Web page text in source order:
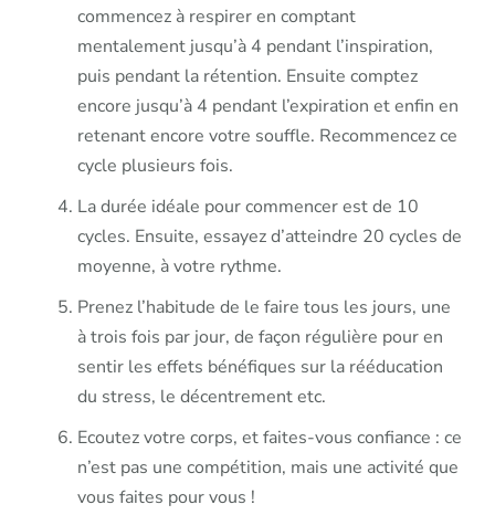
commencez à respirer en comptant
mentalement jusqu’à 4 pendant l’inspiration,
puis pendant la rétention. Ensuite comptez
encore jusqu’à 4 pendant l’expiration et enfin en
retenant encore votre souffle. Recommencez ce
cycle plusieurs fois.
La durée idéale pour commencer est de 10
cycles. Ensuite, essayez d’atteindre 20 cycles de
moyenne, à votre rythme.
Prenez l’habitude de le faire tous les jours, une
à trois fois par jour, de façon régulière pour en
sentir les effets bénéfiques sur la rééducation
du stress, le décentrement etc.
Ecoutez votre corps, et faites-vous confiance : ce
n’est pas une compétition, mais une activité que
vous faites pour vous !